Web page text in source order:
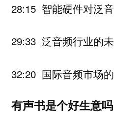
28:15 智能硬件对泛
29:33 泛音频行业的
32:20 国际音频市场
有声书是个好生意吗